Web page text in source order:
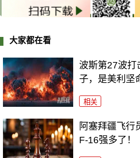
大家都在看
波斯第27波打
子，是美利坚
相关
阿塞拜疆飞行
F-16强多了！